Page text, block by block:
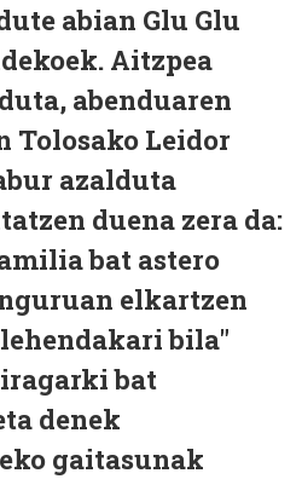
abian Glu Glu
Aitzpea
abenduaren
Tolosako Leidor
azalduta
duena zera da:
bat astero
elkartzen
bila"
bat
denek
gaitasunak